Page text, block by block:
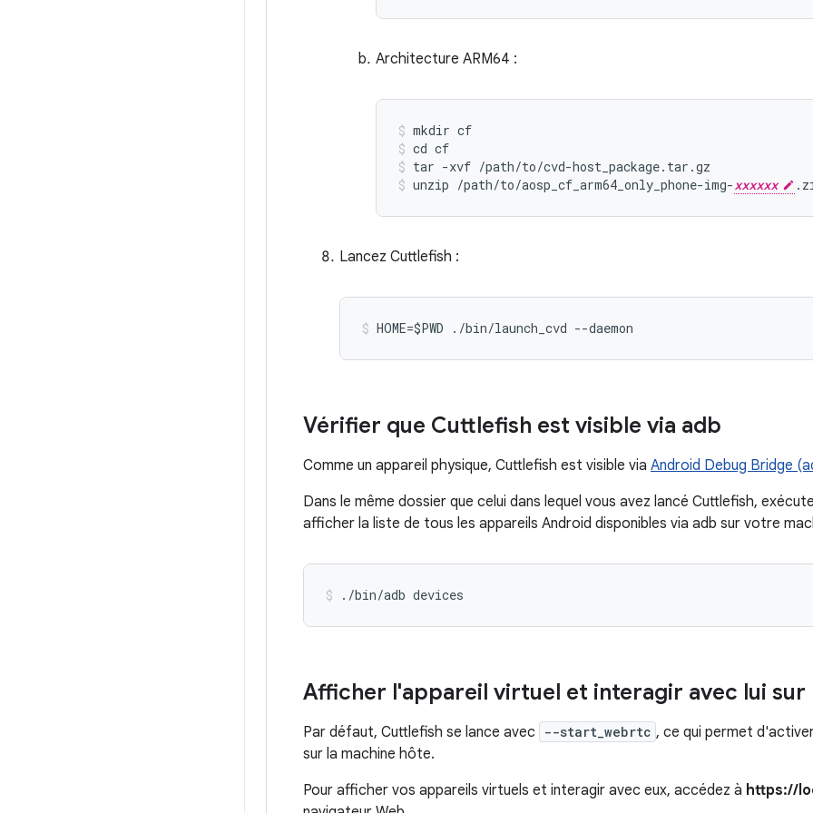
Architecture ARM64 :
mkdir cf
cd cf
tar -xvf /path/to/cvd-host_package. tar .gz
unzip /path/to/aosp_cf_arm64_only_phone-img-xxxxxx .
Lancez Cuttlefish :
HOME=$PWD ./bin/launch_cvd --daemon
Vérifier que Cuttlefish est visible via adb
Comme un appareil physique, Cuttlefish est visible via Android Debug Bridge
Dans le même dossier que celui dans lequel vous avez lancé Cuttlefish,
afficher la liste de tous les appareils Android disponibles via adb sur votre
./bin/adb devices
Afficher l'appareil virtuel et interagir avec lui sur
Par défaut, Cuttlefish se lance avec --start_webrtc , ce qui permet
sur la machine hôte.
Pour afficher vos appareils virtuels et interagir avec eux, accédez à https://